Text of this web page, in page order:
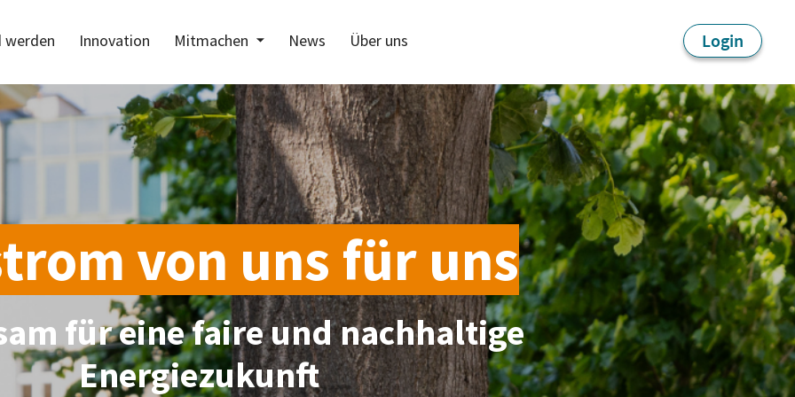
werden Innovation Mitmachen News Über uns Login
von uns für uns
für eine faire und nachhaltige
Energiezukunft